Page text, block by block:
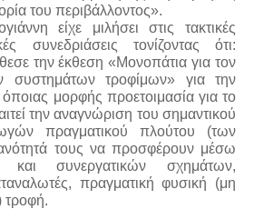
του περιβάλλοντος».
είχε μιλήσει στις τακτικές
συνεδριάσεις τονίζοντας ότι:
την έκθεση «Μονοπάτια για τον
συστημάτων τροφίμων» για την
μορφής προετοιμασία για το
την αναγνώριση του σημαντικού
πραγματικού πλούτου (των
τους να προσφέρουν μέσω
και συνεργατικών σχημάτων,
πραγματική φυσική (μη
τροφή.